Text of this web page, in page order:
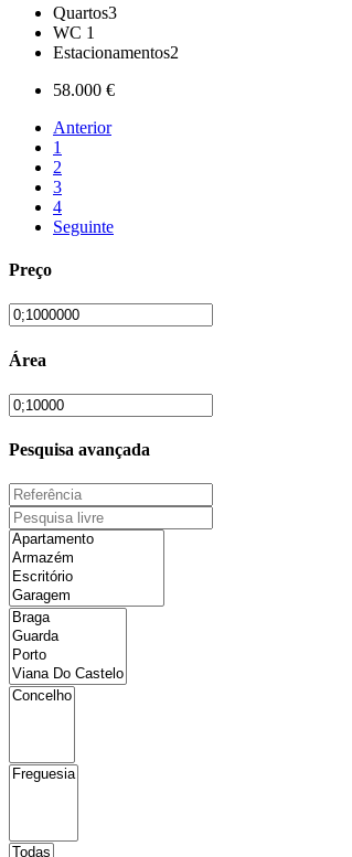
Quartos3
WC 1
Estacionamentos2
58.000 €
Anterior
1
2
3
4
Seguinte
Preço
Área
Pesquisa avançada